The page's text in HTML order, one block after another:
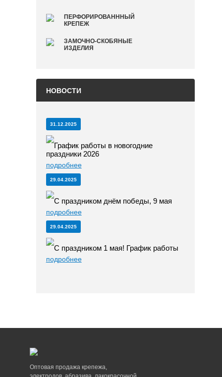
ПЕРФОРИРОВАНННЫЙ
КРЕПЕЖ
ЗАМОЧНО-СКОБЯНЫЕ
ИЗДЕЛИЯ
НОВОСТИ
31.12.2025
График работы в новогодние
праздники 2026
подробнее
29.04.2025
С праздником днём победы, 9 мая
подробнее
29.04.2025
С праздником 1 мая! График работы
подробнее
Оптовая продажа крепежа,